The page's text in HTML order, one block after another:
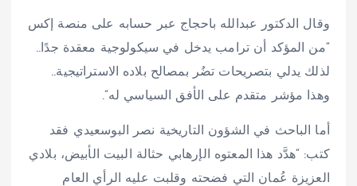
وقال الدكتور عبدالله باحجاج عبر حسابه على منصة إكس
“‏من المؤكد أن ترامب يدخل في سيكولوجية معقدة جدًا..
لذلك يدلي بتصريحات تضُر بمصالح بلاده الاستراتيجية..
وهذا مؤشر متقدم على الأفق السياسي له”.
أما الباحث في الشؤون التاريخية نصر البوسعيدي فقد
كتب: “هدَّد هذا المعتوه الإرهابي حثالة البيت الأبيض، بلادي
العزيزة عُمان التي فضحته وقلبت عليه الرأي العام